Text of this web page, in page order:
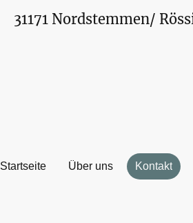
31171 Nordstemmen/
Startseite Über uns Kontakt